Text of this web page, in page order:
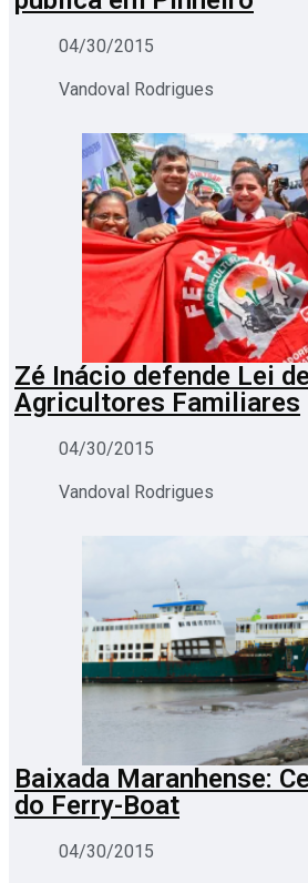
04/30/2015
Vandoval Rodrigues
Zé Inácio defende Lei
Agricultores Familiares
04/30/2015
Vandoval Rodrigues
Baixada Maranhense:
do Ferry-Boat
04/30/2015